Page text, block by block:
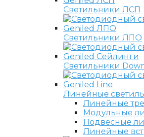
Светильники ЛСП
Светильники ЛПО
Светильники
Линейные
Линейные
Модульные
Подвесные
Линейные